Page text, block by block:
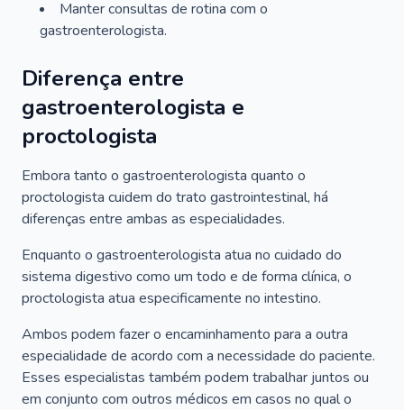
Manter consultas de rotina com o
gastroenterologista.
Diferença entre
gastroenterologista e
proctologista
Embora tanto o gastroenterologista quanto o
proctologista cuidem do trato gastrointestinal, há
diferenças entre ambas as especialidades.
Enquanto o gastroenterologista atua no cuidado do
sistema digestivo como um todo e de forma clínica, o
proctologista atua especificamente no intestino.
Ambos podem fazer o encaminhamento para a outra
especialidade de acordo com a necessidade do paciente.
Esses especialistas também podem trabalhar juntos ou
em conjunto com outros médicos em casos no qual o